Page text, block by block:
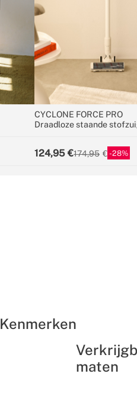
CYCLONE FORCE PRO
Draadloze staande
124,95 174,95 28
Kenmerken
maten